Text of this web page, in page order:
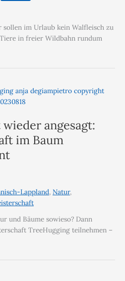
im Urlaub kein Walfleisch zu
in freier Wildbahn rundum
angesagt:
im Baum
Lappland, Natur,
und Bäume sowieso? Dann
TreeHugging teilnehmen –